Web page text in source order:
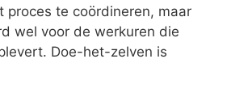
proces te coördineren, maar
wel voor de werkuren die
Doe-het-zelven is